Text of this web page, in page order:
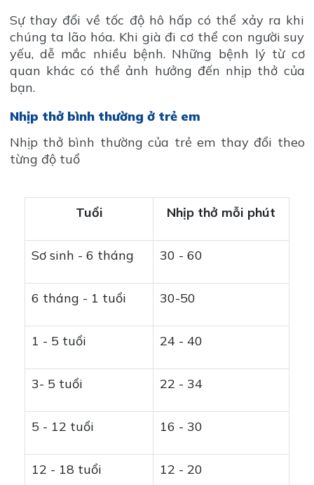
Sự thay đổi về tốc độ hô hấp có thể xảy ra khi
chúng ta lão hóa. Khi già đi cơ thể con người suy
yếu, dễ mắc nhiều bệnh. Những bệnh lý từ cơ
quan khác có thể ảnh hưởng đến nhịp thở của
bạn.
Nhịp thở bình thường ở trẻ em
Nhịp thở bình thường của trẻ em thay đổi theo
từng độ tuổ
Tuổi Nhịp thở mỗi phút
Sơ sinh - 6 tháng 30 - 60
6 tháng - 1 tuổi 30-50
1 - 5 tuổi 24 - 40
3- 5 tuổi 22 - 34
5 - 12 tuổi 16 - 30
12 - 18 tuổi 12 - 20